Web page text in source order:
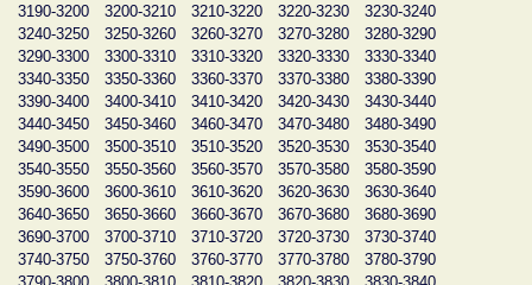
3190-3200
3200-3210 3210-3220 3220-3230
3230-3240
3240-3250
3250-3260 3260-3270 3270-3280
3280-3290
3290-3300
3300-3310 3310-3320 3320-3330
3330-3340
3340-3350
3350-3360 3360-3370 3370-3380
3380-3390
3390-3400
3400-3410 3410-3420 3420-3430
3430-3440
3440-3450
3450-3460 3460-3470 3470-3480
3480-3490
3490-3500
3500-3510 3510-3520 3520-3530
3530-3540
3540-3550
3550-3560 3560-3570 3570-3580
3580-3590
3590-3600
3600-3610 3610-3620 3620-3630
3630-3640
3640-3650
3650-3660 3660-3670 3670-3680
3680-3690
3690-3700
3700-3710 3710-3720 3720-3730
3730-3740
3740-3750
3750-3760 3760-3770 3770-3780
3780-3790